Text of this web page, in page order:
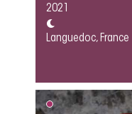
2021
Languedoc, France